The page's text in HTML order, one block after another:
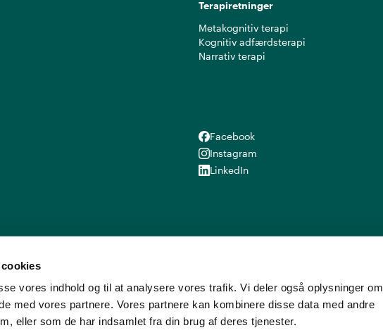
vores indhold og til at analysere vores trafik. Vi deler også oplysninger om
med vores partnere. Vores partnere kan kombinere disse data med andre
eller som de har indsamlet fra din brug af deres tjenester.
Terapiretninger
Metakognitiv terapi
Kognitiv adfærdsterapi
Narrativ terapi
Facebook
Facebook
Instagram
Instagram
LinkedIn
LinkedIn